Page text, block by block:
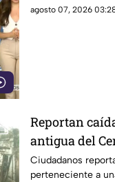
gobierno
agosto 07, 2026
Reportan
antigua del
Ciudadanos
perteneciente a